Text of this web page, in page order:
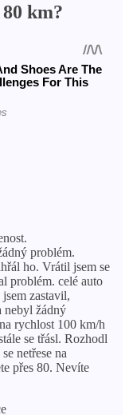
km?
problém.
ho. Vrátil jsem se
problém. celé auto
zastavil,
nebyl žádný
rychlost 100 km/h
se třásl. Rozhodl
netřese na
přes 80. Nevíte